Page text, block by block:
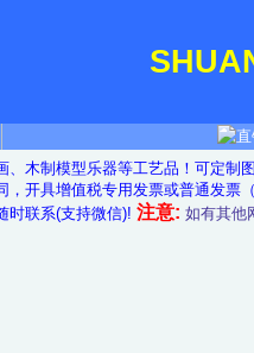
、木制模型乐器等工艺品！可定
，开具增值税专用发票或普通发
时联系(支持微信)! 注意: 如有其他